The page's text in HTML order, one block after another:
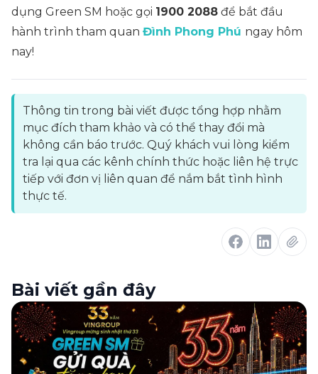
dụng Green SM hoặc gọi 1900 2088 để bắt đầu
hành trình tham quan Đình Phong Phú ngay hôm
nay!
Thông tin trong bài viết được tổng hợp nhằm
mục đích tham khảo và có thể thay đổi mà
không cần báo trước. Quý khách vui lòng kiểm
tra lại qua các kênh chính thức hoặc liên hệ trực
tiếp với đơn vị liên quan để nắm bắt tình hình
thực tế.
Bài viết gần đây